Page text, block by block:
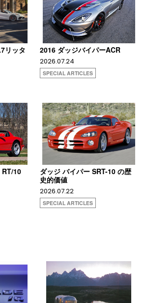
リッタ
2016 ダッジバイパーACR
2026.07.24
SPECIAL ARTICLES
RT/10
ダッジ バイパー SRT-10 の歴
史的価値
2026.07.22
SPECIAL ARTICLES